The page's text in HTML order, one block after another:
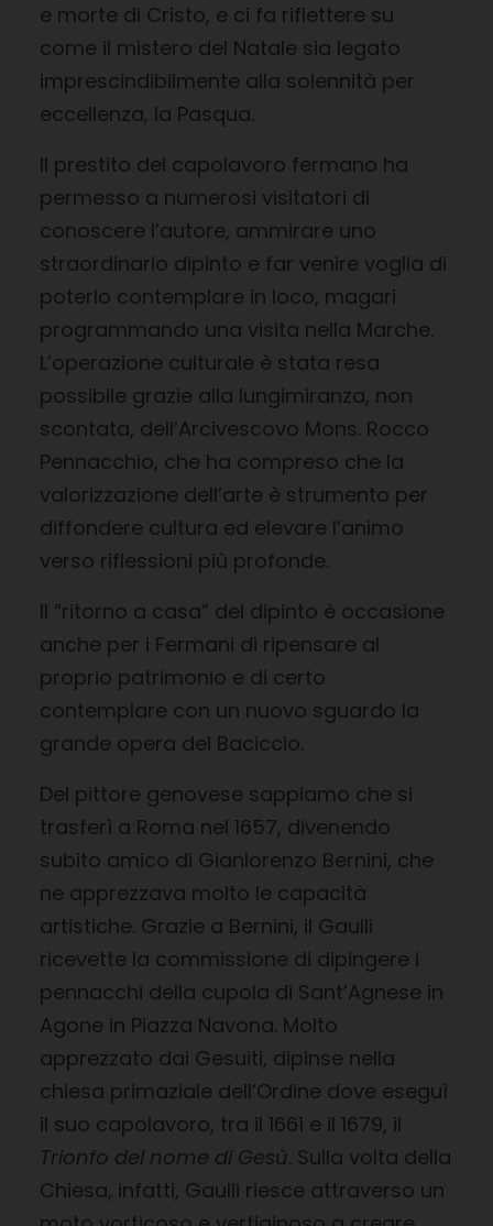
e morte di Cristo, e ci fa riflettere su
come il mistero del Natale sia legato
imprescindibilmente alla solennità per
eccellenza, la Pasqua.
Il prestito del capolavoro fermano ha
permesso a numerosi visitatori di
conoscere l’autore, ammirare uno
straordinario dipinto e far venire voglia di
poterlo contemplare in loco, magari
programmando una visita nella Marche.
L’operazione culturale è stata resa
possibile grazie alla lungimiranza, non
scontata, dell’Arcivescovo Mons. Rocco
Pennacchio, che ha compreso che la
valorizzazione dell’arte è strumento per
diffondere cultura ed elevare l’animo
verso riflessioni più profonde.
Il “ritorno a casa” del dipinto è occasione
anche per i Fermani di ripensare al
proprio patrimonio e di certo
contemplare con un nuovo sguardo la
grande opera del Baciccio.
Del pittore genovese sappiamo che si
trasferì a Roma nel 1657, divenendo
subito amico di Gianlorenzo Bernini, che
ne apprezzava molto le capacità
artistiche. Grazie a Bernini, il Gaulli
ricevette la commissione di dipingere i
pennacchi della cupola di Sant’Agnese in
Agone in Piazza Navona. Molto
apprezzato dai Gesuiti, dipinse nella
chiesa primaziale dell’Ordine dove eseguì
il suo capolavoro, tra il 1661 e il 1679, il
Trionfo del nome di Gesù. Sulla volta della
Chiesa, infatti, Gaulli riesce attraverso un